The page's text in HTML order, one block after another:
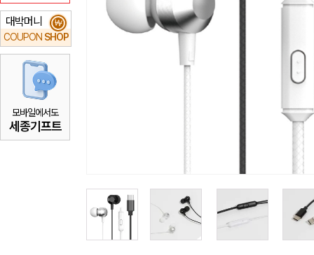
대박머니
COUPON SHOP
₩
모바일에서도
세종기프트